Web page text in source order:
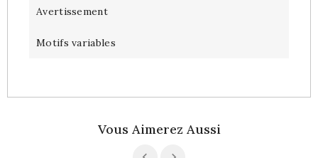
Avertissement
Motifs variables
Vous Aimerez Aussi